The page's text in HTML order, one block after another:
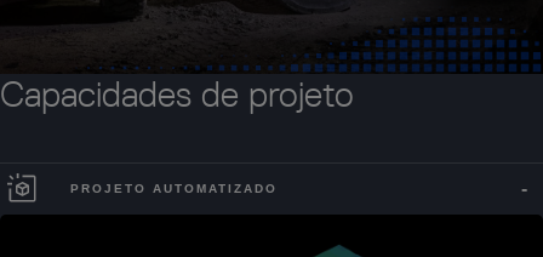
Capacidades de projeto
PROJETO AUTOMATIZADO